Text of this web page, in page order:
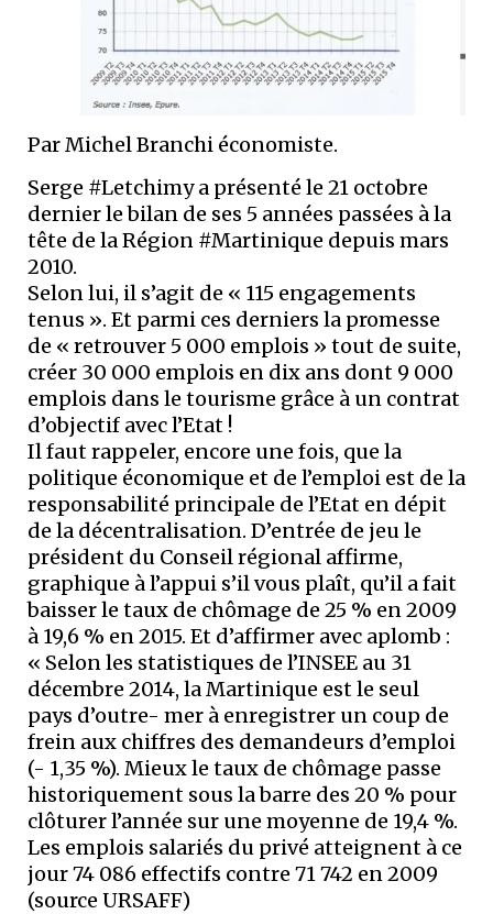
Par Michel Branchi économiste.
Serge #Letchimy a présenté le 21 octobre
dernier le bilan de ses 5 années passées à la
tête de la Région #Martinique depuis mars
2010.
Selon lui, il s’agit de « 115 engagements
tenus ». Et parmi ces derniers la promesse
de « retrouver 5 000 emplois » tout de suite,
créer 30 000 emplois en dix ans dont 9 000
emplois dans le tourisme grâce à un contrat
d’objectif avec l’Etat !
Il faut rappeler, encore une fois, que la
politique économique et de l’emploi est de la
responsabilité principale de l’Etat en dépit
de la décentralisation. D’entrée de jeu le
président du Conseil régional affirme,
graphique à l’appui s’il vous plaît, qu’il a fait
baisser le taux de chômage de 25 % en 2009
à 19,6 % en 2015. Et d’affirmer avec aplomb :
« Selon les statistiques de l’INSEE au 31
décembre 2014, la Martinique est le seul
pays d’outre- mer à enregistrer un coup de
frein aux chiffres des demandeurs d’emploi
(- 1,35 %). Mieux le taux de chômage passe
historiquement sous la barre des 20 % pour
clôturer l’année sur une moyenne de 19,4 %.
Les emplois salariés du privé atteignent à ce
jour 74 086 effectifs contre 71 742 en 2009
(source URSAFF)